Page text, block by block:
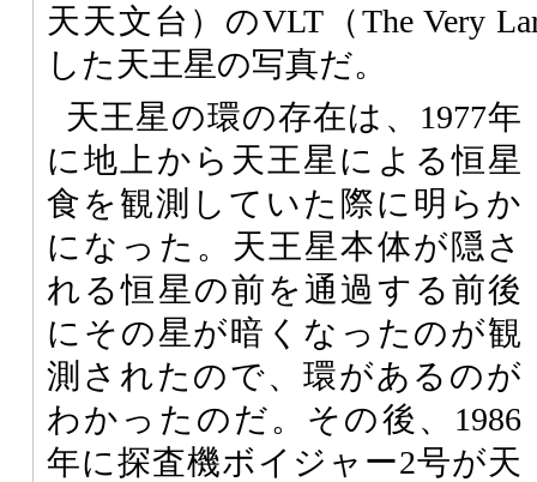
天天文台）のVLT （The Very
した天王星の写真だ。
天王星の環の存在は、1977年
に地上から天王星による恒星
食を観測していた際に明らか
になった。天王星本体が隠さ
れる恒星の前を通過する前後
にその星が暗くなったのが観
測されたので、環があるのが
わかったのだ。その後、1986
年に探査機ボイジャー2号が天